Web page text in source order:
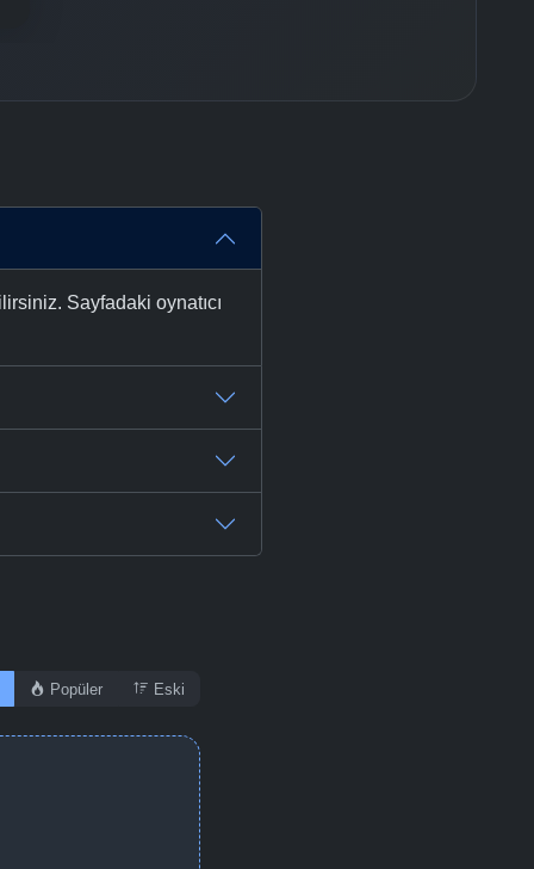
Sayfadaki oynatıcı
Popüler Eski